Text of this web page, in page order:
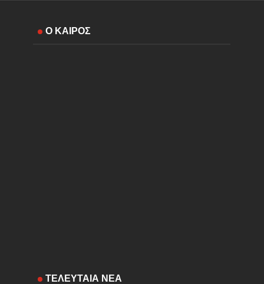
Ο ΚΑΙΡΟΣ
ΤΕΛΕΥΤΑΙΑ ΝΕΑ